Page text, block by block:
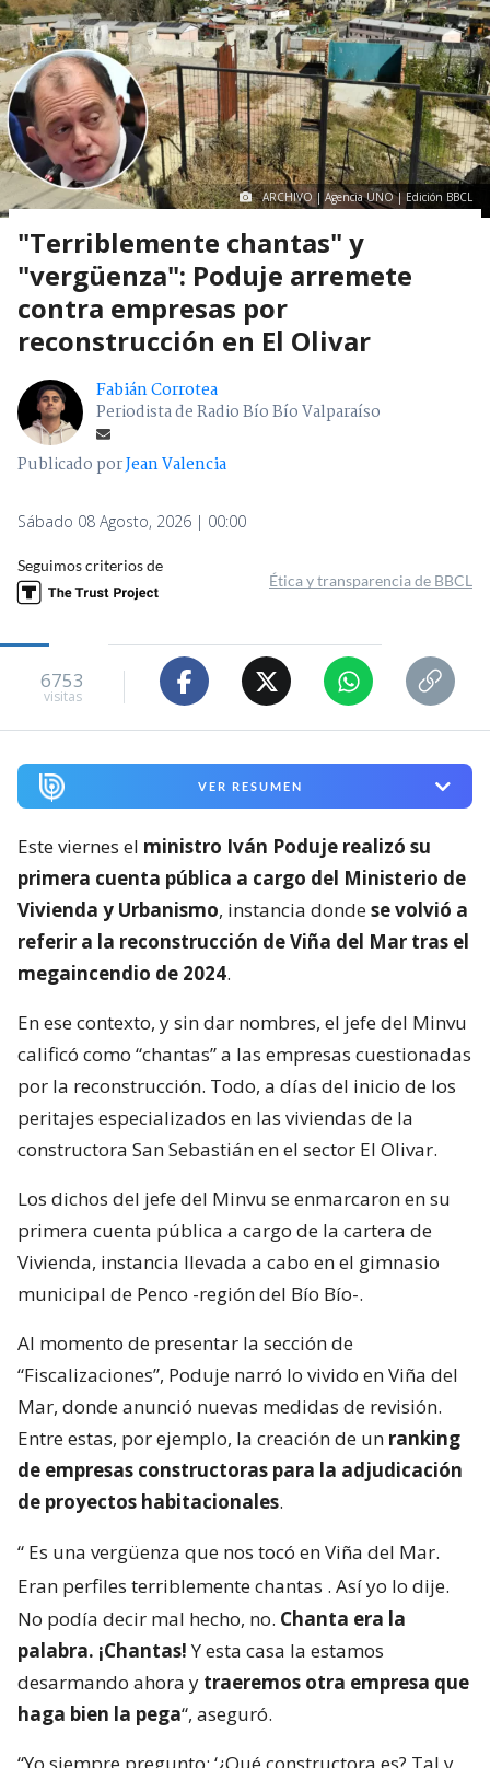
ARCHIVO | Agencia UNO | Edición BBCL
"Terriblemente chantas" y
"vergüenza": Poduje arremete
contra empresas por
reconstrucción en El Olivar
Fabián Corrotea
Periodista de Radio Bío Bío Valparaíso
Publicado porJean Valencia
Sábado 08 Agosto, 2026 | 00:00
Seguimos criterios de
Ética y transparencia de BBCL
6753
visitas
VER RESUMEN
Este viernes el ministro Iván Poduje realizó su
primera cuenta pública a cargo del Ministerio de
Vivienda y Urbanismo, instancia dondese volvió a
referir a la reconstrucción de Viña del Mar tras el
megaincendio de 2024.
En ese contexto, y sin dar nombres, el jefe del Minvu
calificó como “chantas” a las empresas cuestionadas
por la reconstrucción. Todo, a días del inicio de los
peritajes especializados en las viviendas de la
constructora San Sebastián en el sector El Olivar.
Los dichos del jefe del Minvu se enmarcaron en su
primera cuenta pública a cargo de la cartera de
Vivienda, instancia llevada a cabo en el gimnasio
municipal de Penco -región del Bío Bío-.
Al momento de presentar la sección de
“Fiscalizaciones”, Poduje narró lo vivido en Viña del
Mar, donde anunció nuevas medidas de revisión.
Entre estas, por ejemplo, la creación de un ranking
de empresas constructoras para la adjudicación
de proyectos habitacionales.
“ Es una vergüenza que nos tocó en Viña del Mar.
Eran perfiles terriblemente chantas . Así yo lo dije.
No podía decir mal hecho, no. Chanta era la
palabra. ¡Chantas!Y esta casa la estamos
desarmando ahora y traeremos otra empresa que
haga bien la pega“, aseguró.